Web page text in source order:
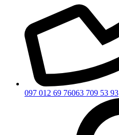
097 012 69 76063 709 53 93